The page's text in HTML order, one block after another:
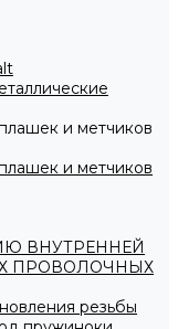
и метчиков
и метчиков
ВНУТРЕННЕЙ
ПРОВОЛОЧНЫХ
резьбы